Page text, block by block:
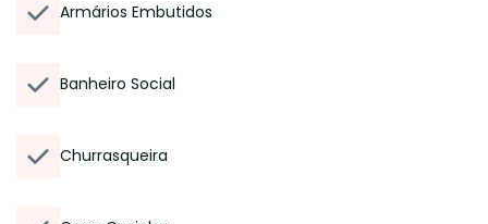
Armários Embutidos
Banheiro Social
Churrasqueira